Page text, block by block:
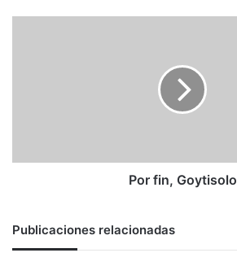
Por fin, Goytisolo
Publicaciones relacionadas